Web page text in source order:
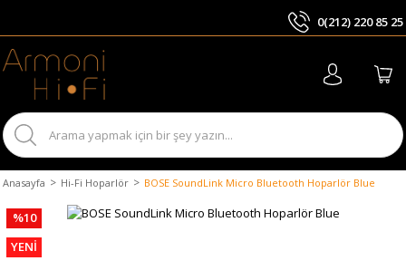
0(212) 220 85 25
Anasayfa Hi-Fi Hoparlör BOSE SoundLink Micro Bluetooth Hoparlör Blue
%10
YENİ